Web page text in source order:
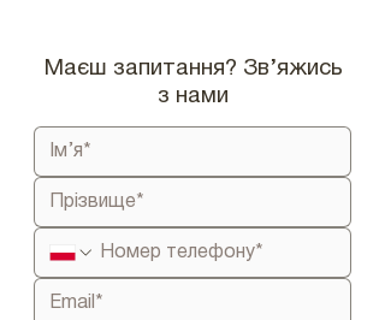
Маєш запитання? Зв’яжись
з нами